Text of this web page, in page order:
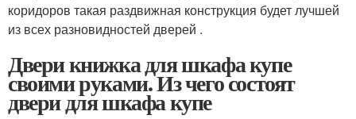
коридоров такая раздвижная конструкция будет лучшей
из всех разновидностей дверей .
Двери книжка для шкафа купе
своими руками. Из чего состоят
двери для шкафа купе